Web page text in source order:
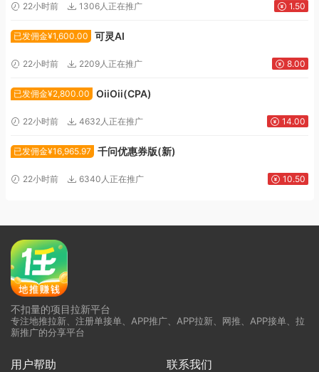
22小时前 1306人正在推广 1.50
已发佣金¥1,600.00 可灵AI
22小时前 2209人正在推广 8.00
已发佣金¥2,800.00 OiiOii(CPA)
22小时前 4632人正在推广 14.00
已发佣金¥16,965.97 千问优惠券版(新)
22小时前 6340人正在推广 10.50
不扣量的项目拉新平台
专注地推拉新、注册单接单、APP推广、APP拉新、网推、APP接单、拉
新推广的分享平台
用户帮助 联系我们